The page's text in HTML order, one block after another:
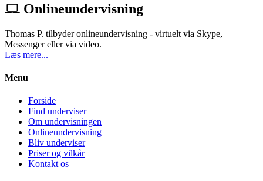
Onlineundervisning
Thomas P. tilbyder onlineundervisning - virtuelt via Skype,
Messenger eller via video.
Læs mere...
Menu
Forside
Find underviser
Om undervisningen
Onlineundervisning
Bliv underviser
Priser og vilkår
Kontakt os